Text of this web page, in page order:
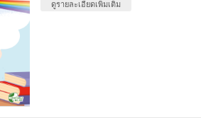
ดูรายละเอียดเพิ่มเติม